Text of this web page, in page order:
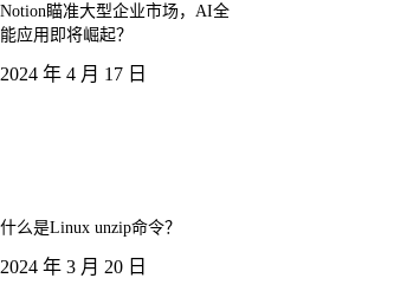
Notion瞄准大型企业市场，AI全
能应用即将崛起？
2024 年 4 月 17 日
什么是Linux unzip命令？
2024 年 3 月 20 日